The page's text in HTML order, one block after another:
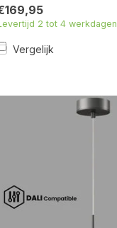
2 tot 4 werkdagen
Vergelijk